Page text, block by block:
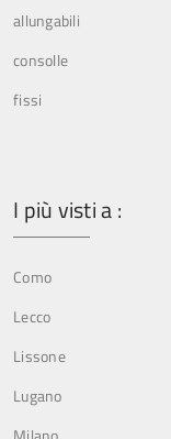
allungabili
consolle
fissi
I più visti a :
Como
Lecco
Lissone
Lugano